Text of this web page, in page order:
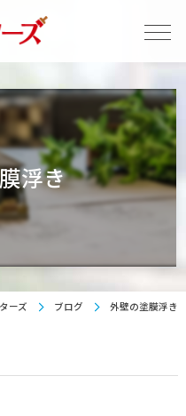
浮き
ーズ ブログ 外壁の塗膜浮き